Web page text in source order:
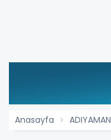
Anasayfa ADIYAMAN